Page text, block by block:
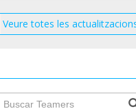
Veure totes les